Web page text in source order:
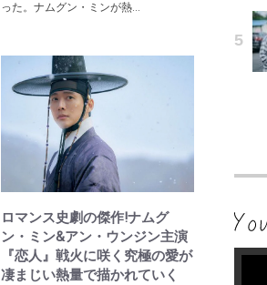
った。ナムグン・ミンが熱...
ロマンス史劇の傑作!ナムグ
ン・ミン&アン・ウンジン主演
『恋人』戦火に咲く究極の愛が
凄まじい熱量で描かれていく